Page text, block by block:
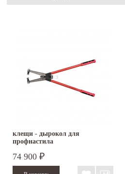
клещи - дырокол для
профнастила
74 900 ₽